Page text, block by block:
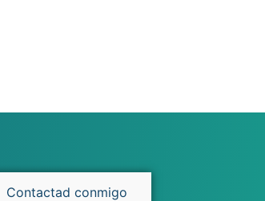
Contactad conmigo